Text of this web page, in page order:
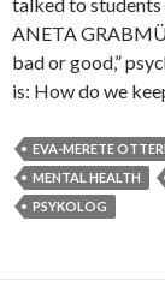
ANETA
bad or good,”
is: How do we
EVA-MERETE
MENTAL HEALTH
PSYKOLOG